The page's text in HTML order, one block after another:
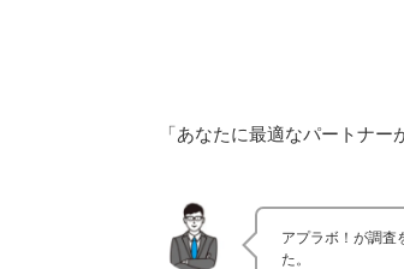
「あなたに最適なパートナ
アプラボ！が調査
た。